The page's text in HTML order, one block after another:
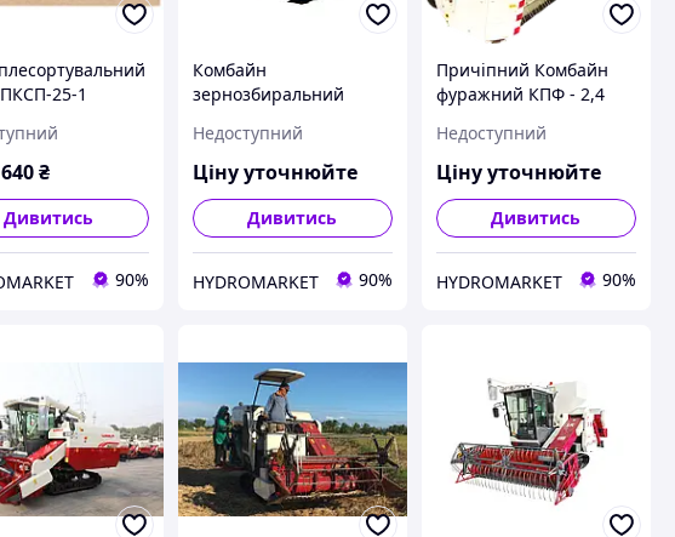
25-1
₴
Дивитись
90%
Комбайн
зернозбиральний
Недоступний
Ціну уточнюйте
Дивитись
HYDROMARKET 90%
Причіпний Комбайн
фуражний КПФ - 2,4
Недоступний
Ціну уточнюйте
Дивитись
HYDROMARKET 90%